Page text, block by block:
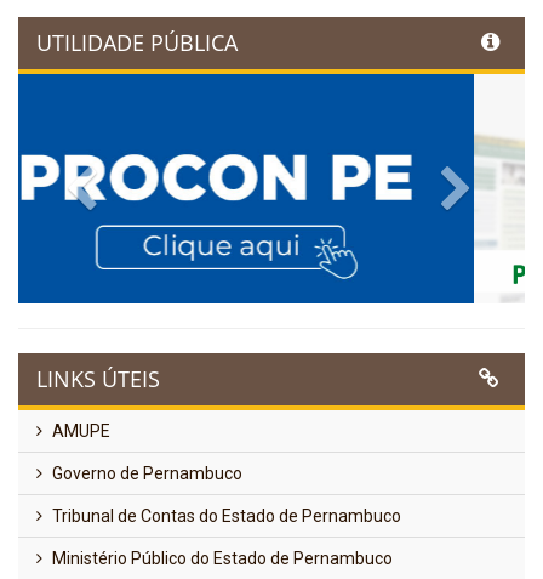
UTILIDADE PÚBLICA
Previous Next
LINKS ÚTEIS
AMUPE
Governo de Pernambuco
Tribunal de Contas do Estado de Pernambuco
Ministério Público do Estado de Pernambuco